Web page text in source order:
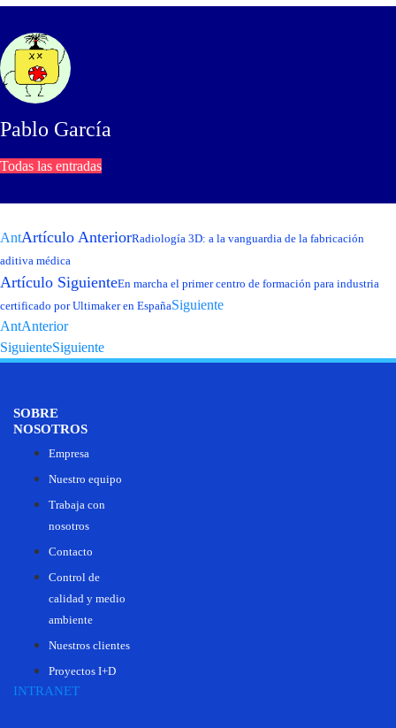
Pablo García
Todas las entradas
AntArtículo AnteriorRadiología 3D: a la vanguardia de la fabricación
aditiva médica
Artículo SiguienteEn marcha el primer centro de formación para industria
certificado por Ultimaker en EspañaSiguiente
AntAnterior
SiguienteSiguiente
SOBRE
NOSOTROS
Empresa
Nuestro equipo
Trabaja con
nosotros
Contacto
Control de
calidad y medio
ambiente
Nuestros clientes
Proyectos I+D
INTRANET